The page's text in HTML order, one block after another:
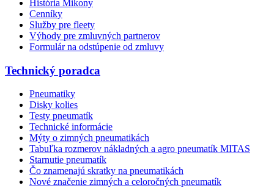
História Mikony
Cenníky
Služby pre fleety
Výhody pre zmluvných partnerov
Formulár na odstúpenie od zmluvy
Technický poradca
Pneumatiky
Disky kolies
Testy pneumatík
Technické informácie
Mýty o zimných pneumatikách
Tabuľka rozmerov nákladných a agro pneumatík MITAS
Starnutie pneumatík
Čo znamenajú skratky na pneumatikách
Nové značenie zimných a celoročných pneumatík